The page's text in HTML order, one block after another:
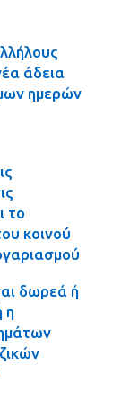
άδεια
ημερών
το
κοινού
δωρεά ή
η